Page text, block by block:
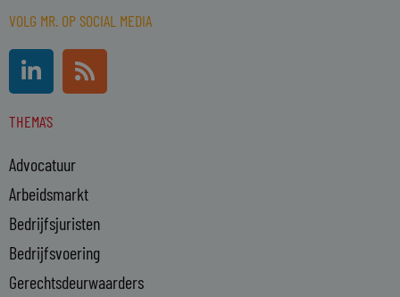
VOLG MR. OP SOCIAL MEDIA
L
i
n
k
d
i
n
-
i
n
R
s
s
THEMA'S
Advocatuur
Arbeidsmarkt
Bedrijfsjuristen
Bedrijfsvoering
Gerechtsdeurwaarders